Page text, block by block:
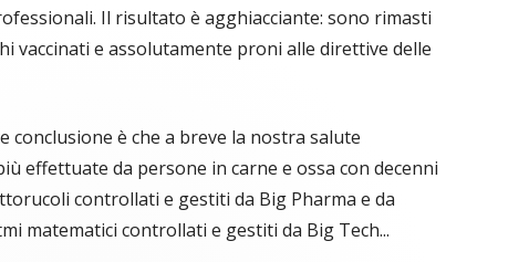
Il risultato è agghiacciante: sono rimasti
vaccinati e assolutamente proni alle direttive delle
conclusione è che a breve la nostra salute
effettuate da persone in carne e ossa con decenni
controllati e gestiti da Big Pharma e da
matematici controllati e gestiti da Big Tech...